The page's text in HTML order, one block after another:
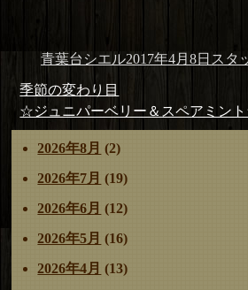
投
者
青葉台シエル投
2017年4月8日 カ
リ
スタ
投
稿
ナ
ビ
ゲ
シ
ョ
前
の
投
稿:
季節の変わり目
次
の
投
稿:
☆ジュニパーベリー＆スペアミン
2026年8月 (2)
2026年7月 (19)
2026年6月 (12)
2026年5月 (16)
2026年4月 (13)